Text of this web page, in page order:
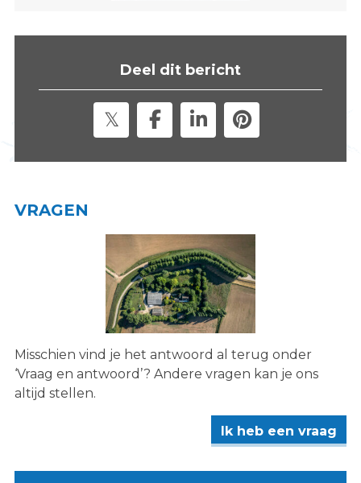
i
Deel dit bericht
VRAGEN
Misschien vind je het antwoord al terug onder
‘Vraag en antwoord’? Andere vragen kan je ons
altijd stellen.
Ik heb een vraag